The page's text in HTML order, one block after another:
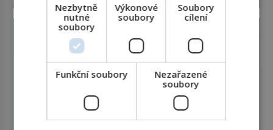
Nezbytně
nutné
soubory
Výkonové
soubory
Soubory
cílení
Funkční soubory
Nezařazené
soubory